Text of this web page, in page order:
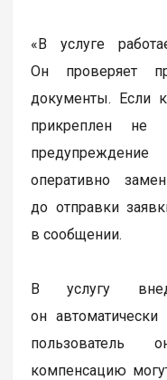
«В услуге
Он проверяет
документы. Если
прикреплен
оперативно
до отправки
в сообщении.
В услугу
он
пользователь
компенсацию